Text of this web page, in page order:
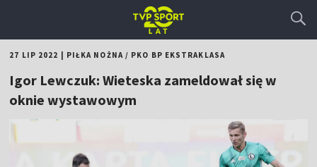
27 LIP 2022 PIŁKA NOŻNA/ PKO BP EKSTRAKLASA
Igor Lewczuk: Wieteska zameldował się w
oknie wystawowym